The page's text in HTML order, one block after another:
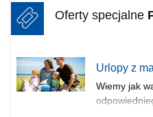
Oferty specjalne
Urlopy z
Wiemy jak